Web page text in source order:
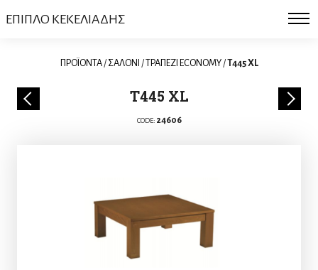
ΕΠΙΠΛΟ ΚΕΚΕΛΙΑΔΗΣ
ΠΡΟΪΟΝΤΑ/ ΣΑΛΟΝΙ /ΤΡΑΠΕΖΙ ECONOMY/T445 XL
T445 XL
CODE: 24606